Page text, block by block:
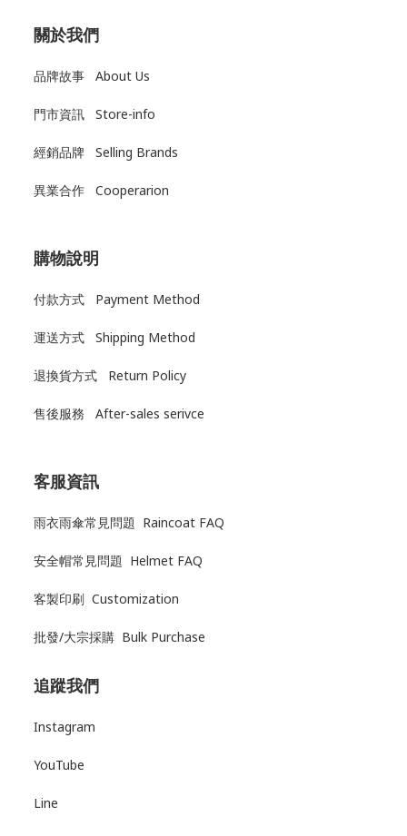
關於我們
品牌故事 About Us
門市資訊 Store-info
經銷品牌 Selling Brands
異業合作 Cooperarion
購物說明
付款方式 Payment Method
運送方式 Shipping Method
退換貨方式 Return Policy
售後服務 After-sales serivce
客服資訊
雨衣雨傘常見問題 Raincoat FAQ
安全帽常見問題 Helmet FAQ
客製印刷 Customization
批發/大宗採購 Bulk Purchase
追蹤我們
Instagram
YouTube
Line